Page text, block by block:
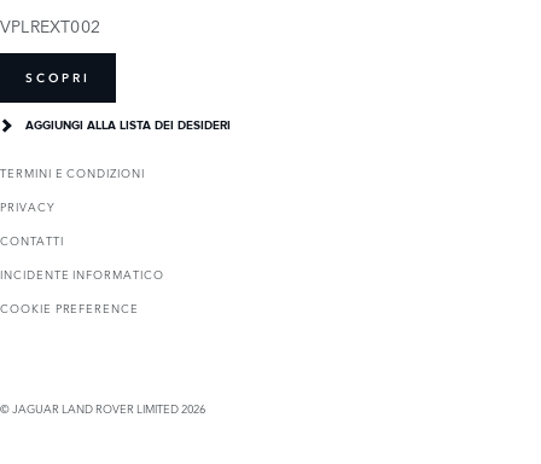
VPLREXT002
SCOPRI
AGGIUNGI ALLA LISTA DEI DESIDERI
TERMINI E CONDIZIONI
PRIVACY
CONTATTI
INCIDENTE INFORMATICO
COOKIE PREFERENCE
© JAGUAR LAND ROVER LIMITED 2026